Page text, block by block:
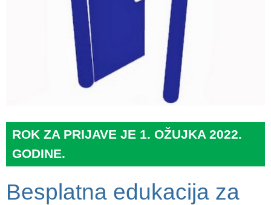
ROK ZA PRIJAVE JE 1. OŽUJKA 2022.
GODINE.
Besplatna edukacija za